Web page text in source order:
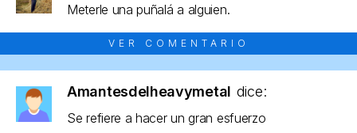
Meterle una puñalá a alguien.
VER COMENTARIO
Amantesdelheavymetal dice:
Se refiere a hacer un gran esfuerzo